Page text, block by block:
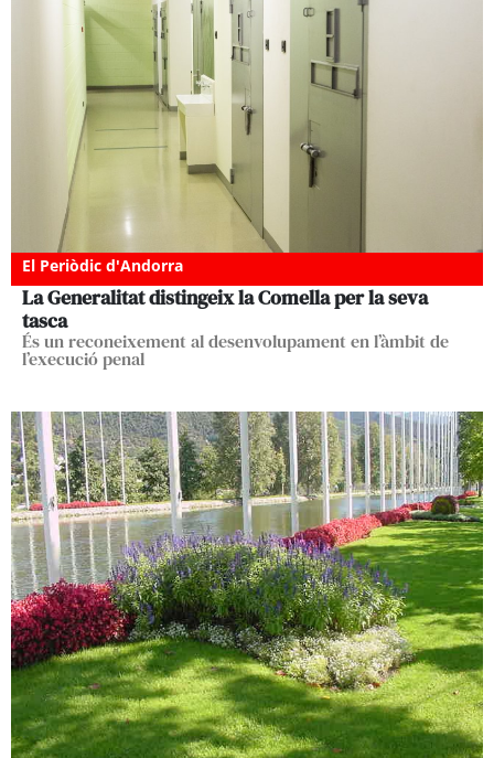
El Periòdic d'Andorra
La Generalitat distingeix la Comella per la seva
tasca
És un reconeixement al desenvolupament en l’àmbit de
l’execució penal